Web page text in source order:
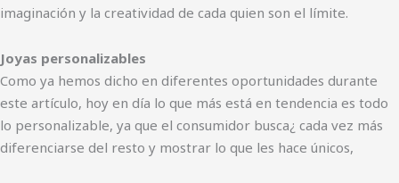
imaginación y la creatividad de cada quien son el límite.
Joyas personalizables
Como ya hemos dicho en diferentes oportunidades durante
este artículo, hoy en día lo que más está en tendencia es todo
lo personalizable, ya que el consumidor busca¿ cada vez más
diferenciarse del resto y mostrar lo que les hace únicos,